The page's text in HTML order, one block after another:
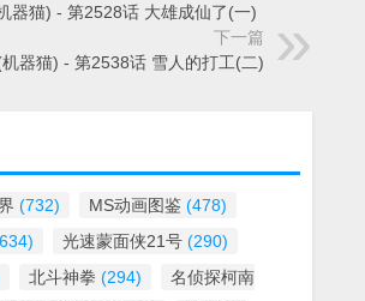
器猫) - 第2528话 大雄成仙了(一)
下一篇
器猫) - 第2538话 雪人的打工(二)
(732) MS动画图鉴 (478)
光速蒙面侠21号 (290)
北斗神拳 (294)
名侦探柯南